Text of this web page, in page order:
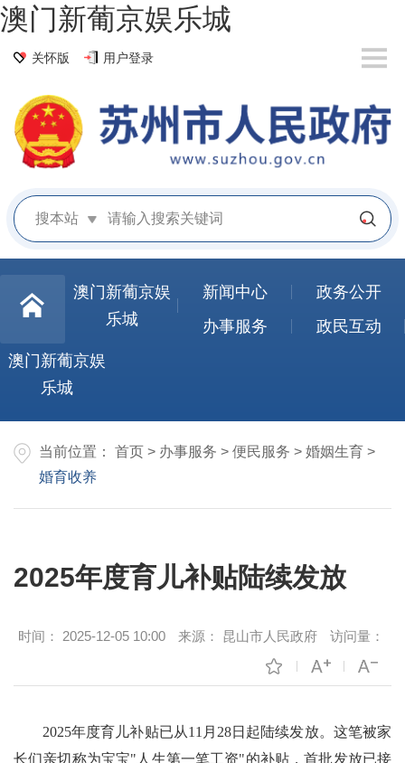
澳门新葡京娱乐城
关怀版 用户登录
搜本站
澳门新葡京娱
乐城
新闻中心
政务公开
办事服务
政民互动
澳门新葡京娱
乐城
当前位置： 首页 > 办事服务 > 便民服务 > 婚姻生育 >
婚育收养
2025年度育儿补贴陆续发放
时间： 2025-12-05 10:00 来源： 昆山市人民政府 访问量：
2025年度育儿补贴已从11月28日起陆续发放。这笔被家
长们亲切称为宝宝"人生第一笔工资"的补贴，首批发放已接